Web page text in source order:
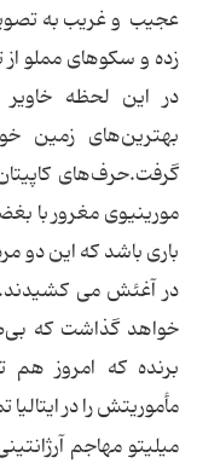
عجیب و غریب به
زده و سکوهای مملو از
در این لحظه خاویر
بهترین‌های زمین
گرفت.حرف‌های
مورینیوی مغرور با
باری باشد که این دو
در آغئش می کشیدند.
خواهد گذاشت که
برنده که امروز هم
مأموریتش را در ایتالیا
میلیتو مهاجم